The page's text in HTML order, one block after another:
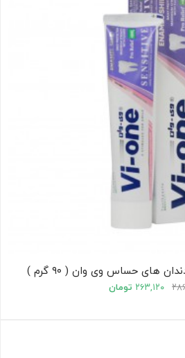
های حساس وی وان ( ۹۰ گرم )
۲۶۳,۱۲۰ تومان